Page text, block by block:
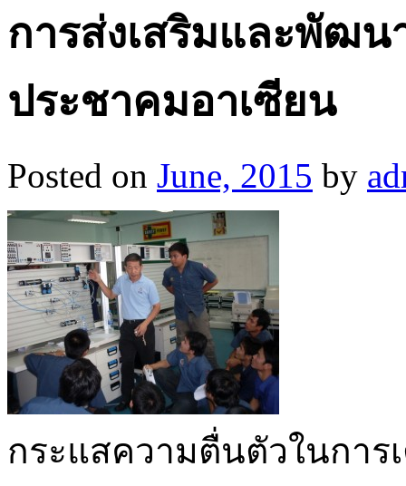
การส่งเสริมและพัฒน
ประชาคมอาเซียน
Posted on June, 2015 by
กระแสความตื่นตัวในการ